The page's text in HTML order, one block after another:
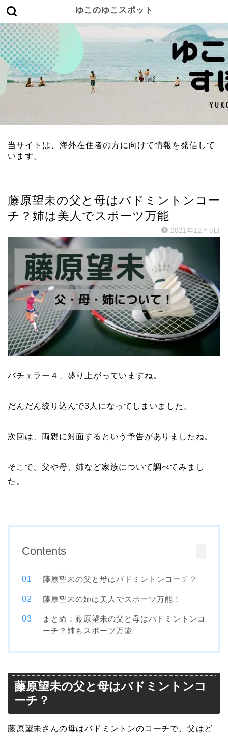
ゆこのゆこスポット
当サイトは、海外在住者の方に向けて情報を発信して
います。
藤原望未の父と母はバドミントンコー
チ？姉は美人でスポーツ万能
2021年12月8日
バチェラー４、盛り上がっていますね。
だんだん絞り込んで3人になってしまいました。
次回は、両親に対面するという予告がありましたね。
そこで、父や母、姉など家族について調べてみまし
た。
Contents
藤原望未の父と母はバドミントンコーチ？
藤原望未の姉は美人でスポーツ万能！
まとめ：藤原望未の父と母はバドミントンコ
ーチ？姉もスポーツ万能
藤原望未の父と母はバドミントンコ
ーチ？
藤原望未さんの母はバドミントンのコーチで、 父はど